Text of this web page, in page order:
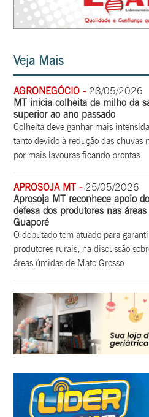
Veja Mais
AGRONEGÓCIO -28/05/2026
MT inicia colheita de milho da
superior ao ano passado
Colheita deve ganhar mais
tanto devido à redução das chuvas
por mais lavouras ficando prontas
APROSOJA MT -25/05/2026
Aprosoja MT reconhece apoio
defesa dos produtores nas
Guaporé
O deputado tem atuado para
produtores rurais, na discussão
áreas úmidas de Mato Grosso